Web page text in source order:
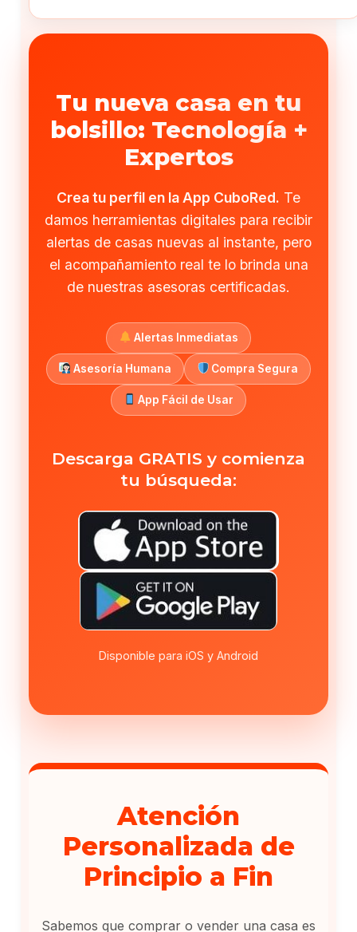
Tu nueva casa en tu
bolsillo: Tecnología +
Expertos
Crea tu perfil en la App CuboRed. Te
damos herramientas digitales para recibir
alertas de casas nuevas al instante, pero
el acompañamiento real te lo brinda una
de nuestras asesoras certificadas.
Alertas Inmediatas
Asesoría Humana Compra Segura
App Fácil de Usar
Descarga GRATIS y comienza
tu búsqueda:
Disponible para iOS y Android
Atención
Personalizada de
Principio a Fin
Sabemos que comprar o vender una casa es